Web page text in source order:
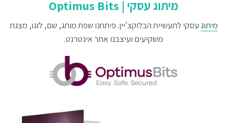
מיתוג עסקי | Optimus Bits
מיתוגעסקי לתעשיית הבלוקצ'יין. פיתחנו שפת מותג, שם, לוגו, מצגת
משקיעים ועיצבנו אתר אינטרנט.